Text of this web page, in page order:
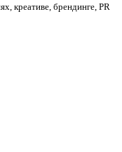
креативе, брендинге, PR